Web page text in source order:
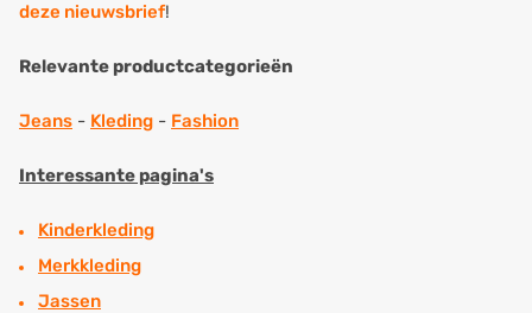
deze nieuwsbrief!
Relevante productcategorieën
Jeans - Kleding - Fashion
Interessante pagina's
Kinderkleding
Merkkleding
Jassen